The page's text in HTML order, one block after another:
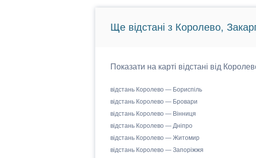
Ще відстані з Королево,
Показати на карті відстані від
відстань Королево — Бориспіль
відстань Королево — Бровари
відстань Королево — Вінниця
відстань Королево — Дніпро
відстань Королево — Житомир
відстань Королево — Запоріжжя